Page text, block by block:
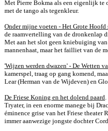
Met Pierre Bokma als een eigenlijk te
met de tango als tegenkleur.
Onder mijne voeten - Het Grote Hoofd
de raamvertelling van de dronkenlap
Met aan het slot geen kniebuiging
mannenhaat, maar het failliet van de
'Wijzen werden dwazen' - De Wetten
kamerspel, traag op gang komend,
Lear (Herman van de Wijdeven) en
De Friese Koning en het dolend paard
Tryater, in een enorme manege bij
éminence grise van het Friese theater
immer aanwezige jongste dochter